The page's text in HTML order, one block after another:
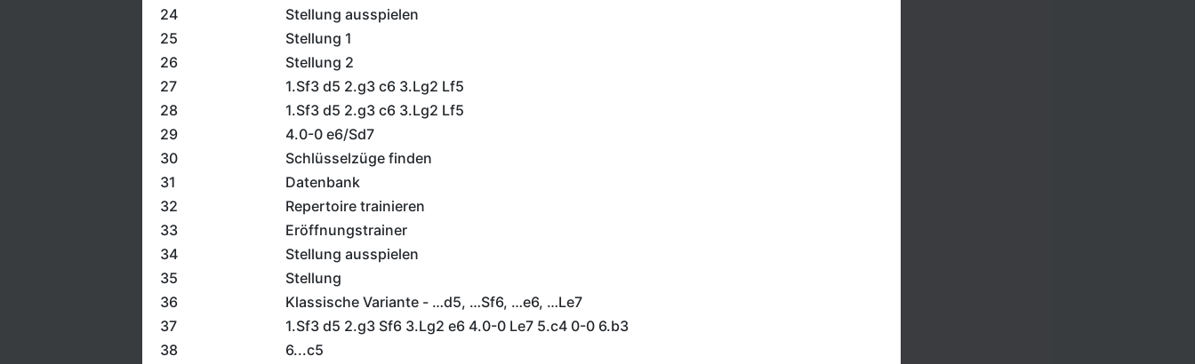
24
Stellung ausspielen
25
Stellung 1
26
Stellung 2
27
1.Sf3 d5 2.g3 c6 3.Lg2 Lf5
28
1.Sf3 d5 2.g3 c6 3.Lg2 Lf5
29
4.0-0 e6/Sd7
30
Schlüsselzüge finden
31
Datenbank
32
Repertoire trainieren
33
Eröffnungstrainer
34
Stellung ausspielen
35
Stellung
36
Klassische Variante - …d5, …Sf6, …e6, …Le7
37
1.Sf3 d5 2.g3 Sf6 3.Lg2 e6 4.0-0 Le7 5.c4 0-0 6.b3
38
6...c5